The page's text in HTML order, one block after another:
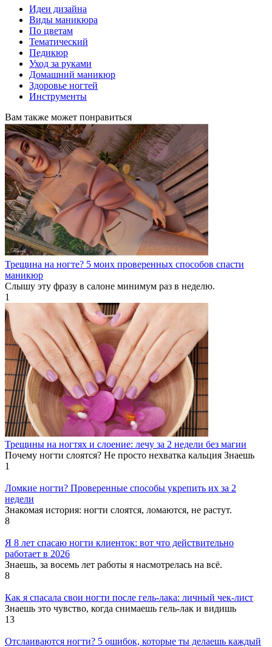
Идеи дизайна
Виды маникюра
По цветам
Тематический
Педикюр
Уход за руками
Домашний маникюр
Здоровье ногтей
Инструменты
Вам также может понравиться
Трещина на ногте? 5 моих проверенных способов спасти
маникюр
Слышу эту фразу в салоне минимум раз в неделю.
1
Трещины на ногтях и слоение: лечу за 2 недели без магии
Почему ногти слоятся? Не просто нехватка кальция Знаешь
1
Ломкие ногти? Проверенные способы укрепить их за 2
недели
Знакомая история: ногти слоятся, ломаются, не растут.
8
Я 8 лет спасаю ногти клиенток: вот что действительно
работает в 2026
Знаешь, за восемь лет работы я насмотрелась на всё.
8
Как я спасала свои ногти после гель-лака: личный чек-лист
Знаешь это чувство, когда снимаешь гель-лак и видишь
13
Отслаиваются ногти? 5 ошибок, которые ты делаешь каждый